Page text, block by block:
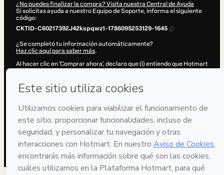
¿No puedes finalizar la compra? Visita nuestra Central de Ayuda
Si solicitas ayuda a nuestro Equipo de Soporte, informa el siguiente
código:
CKTID-C60217392J42kspqwz1-1786095253129-1645
¿Se completó tu información automáticamente?
Haz clic aquí para saber más.
Al hacer clic en 'Comprar ahora', declaro que (i) entiendo que Hotmart
Términos de Uso de Hotmart ,Políticas de Privacidad
de Hotmarty (iii) soy mayor de edad o autorizado y acompañado por
Más información sobre tu compraaquí.
Hotmart © 2026 - Todos los derechos reservados
2026-08-07T09:34:15.274Z
REF.